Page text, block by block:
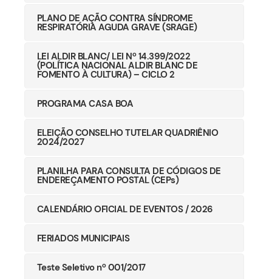
PLANO DE AÇÃO CONTRA SÍNDROME
RESPIRATÓRIA AGUDA GRAVE (SRAGE)
LEI ALDIR BLANC/ LEI Nº 14.399/2022
(POLÍTICA NACIONAL ALDIR BLANC DE
FOMENTO À CULTURA) – CICLO 2
PROGRAMA CASA BOA
ELEIÇÃO CONSELHO TUTELAR QUADRIÊNIO
2024/2027
PLANILHA PARA CONSULTA DE CÓDIGOS DE
ENDEREÇAMENTO POSTAL (CEPs)
CALENDÁRIO OFICIAL DE EVENTOS / 2026
FERIADOS MUNICIPAIS
Teste Seletivo nº 001/2017